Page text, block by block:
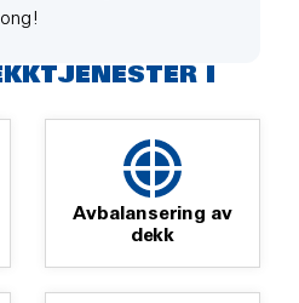
I
Avbalansering av
dekk